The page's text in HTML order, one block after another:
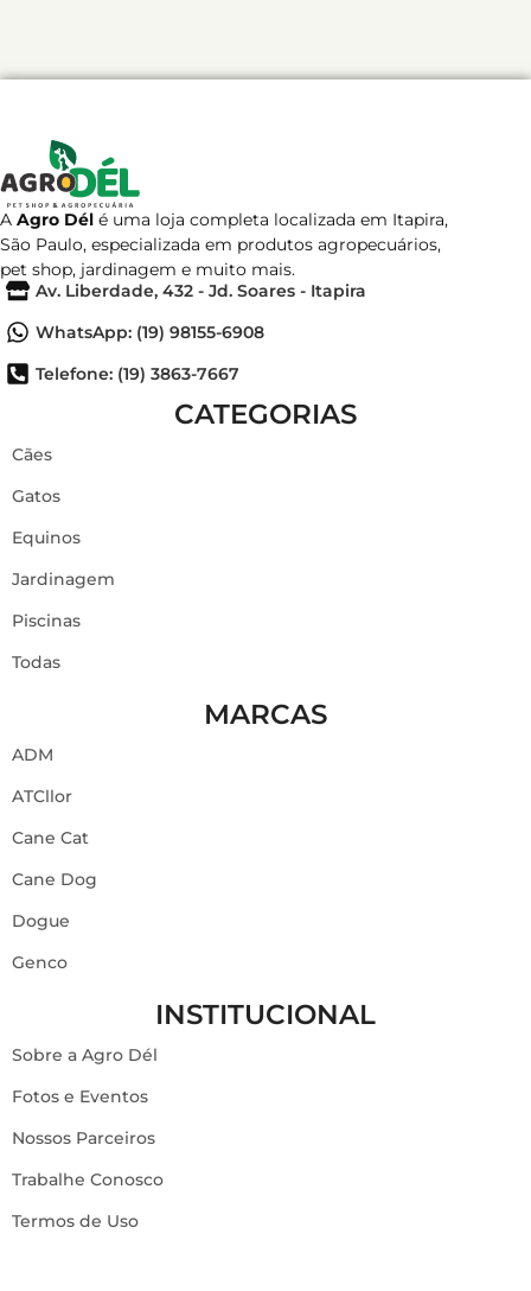
A Agro Dél é uma loja completa localizada em Itapira,
São Paulo, especializada em produtos agropecuários,
pet shop, jardinagem e muito mais.
Av. Liberdade, 432 - Jd. Soares - Itapira
WhatsApp: (19) 98155-6908
Telefone: (19) 3863-7667
CATEGORIAS
Cães
Gatos
Equinos
Jardinagem
Piscinas
Todas
MARCAS
ADM
ATCllor
Cane Cat
Cane Dog
Dogue
Genco
INSTITUCIONAL
Sobre a Agro Dél
Fotos e Eventos
Nossos Parceiros
Trabalhe Conosco
Termos de Uso